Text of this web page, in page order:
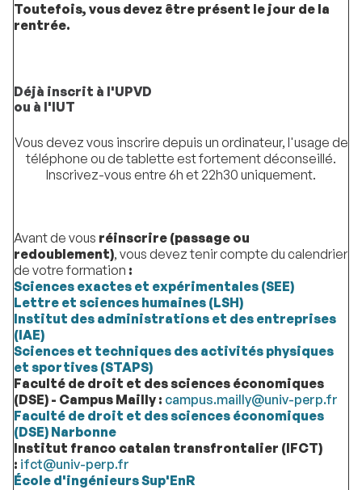
Toutefois, vous devez être présent le jour de la
rentrée.
Déjà inscrit à l'UPVD
ou à l'IUT
Vous devez vous inscrire depuis un ordinateur, l'usage de
téléphone ou de tablette est fortement déconseillé.
Inscrivez-vous entre 6h et 22h30 uniquement.
Avant de vous réinscrire (passage ou
redoublement), vous devez tenir compte du calendrier
de votre formation :
Sciences exactes et expérimentales (SEE)
Lettre et sciences humaines (LSH)
Institut des administrations et des entreprises
(IAE)
Sciences et techniques des activités physiques
et sportives (STAPS)
Faculté de droit et des sciences économiques
(DSE) - Campus Mailly : campus.mailly@univ-perp.fr
Faculté de droit et des sciences économiques
(DSE) Narbonne
Institut franco catalan transfrontalier (IFCT)
: ifct@univ-perp.fr
École d'ingénieurs Sup'EnR